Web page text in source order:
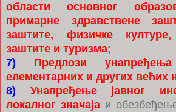
области основног
примарне здравствене
заштите, физичке
заштите и туризма;
7)
Предлози
елементарних и других већих
8)
Унапређење јавног
локалног значајаи